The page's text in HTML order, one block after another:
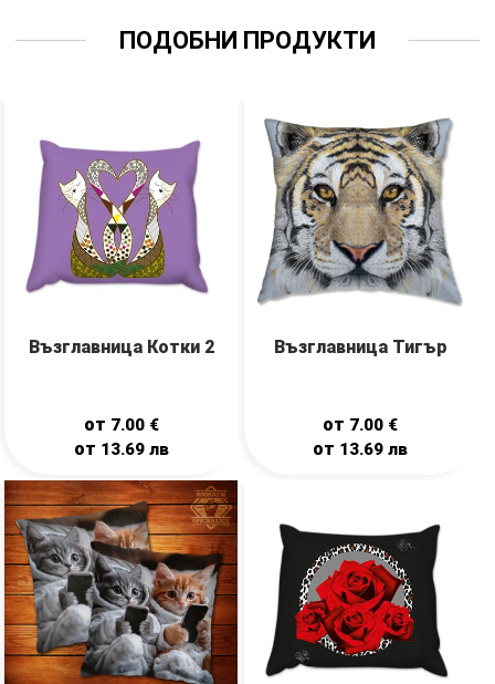
ПОДОБНИ ПРОДУКТИ
Възглавница Котки 2
от 7.00 €
от 13.69 лв
Възглавница Тигър
от 7.00 €
от 13.69лв